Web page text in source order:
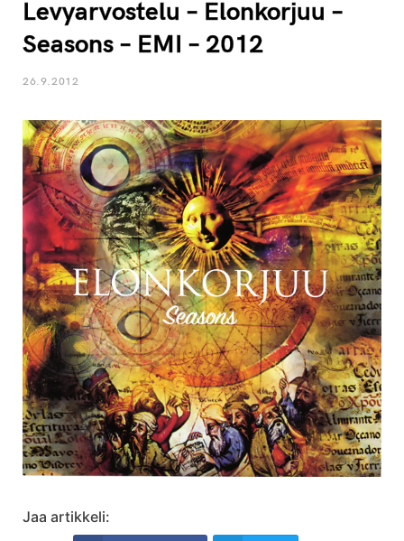
Levyarvostelu – Elonkorjuu –
Seasons – EMI – 2012
26.9.2012
Jaa artikkeli: